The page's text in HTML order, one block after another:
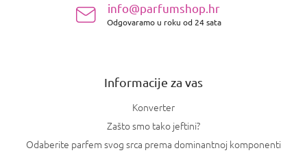
info@parfumshop.hr
Odgovaramo u roku od 24 sata
Informacije za vas
Konverter
Zašto smo tako jeftini?
Odaberite parfem svog srca prema dominantnoj komponenti